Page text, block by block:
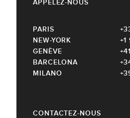
CONTACTEZ-NOUS
APPELEZ-NOUS
PARIS
NEW-YORK
GENÈVE
BARCELONA
MILANO